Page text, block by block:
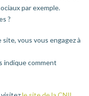
par exemple.
?
vous vous engagez à
indique comment